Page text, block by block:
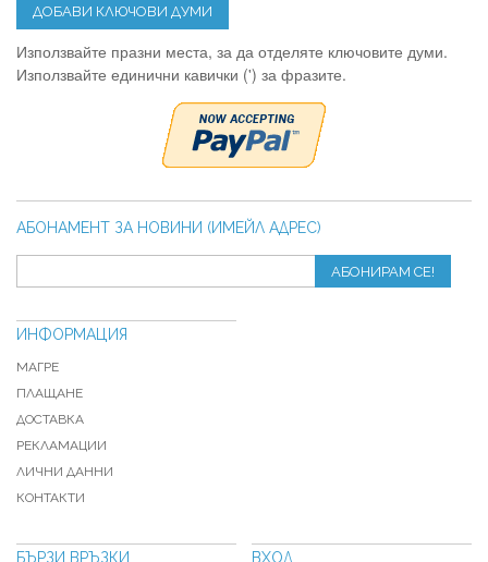
ДОБАВИ КЛЮЧОВИ ДУМИ
Използвайте празни места, за да отделяте ключовите думи.
Използвайте единични кавички (') за фразите.
АБОНАМЕНТ ЗА НОВИНИ (ИМЕЙЛ АДРЕС)
АБОНИРАМ СЕ!
ИНФОРМАЦИЯ
МАГРЕ
ПЛАЩАНЕ
ДОСТАВКА
РЕКЛАМАЦИИ
ЛИЧНИ ДАННИ
КОНТАКТИ
БЪРЗИ ВРЪЗКИ ВХОД